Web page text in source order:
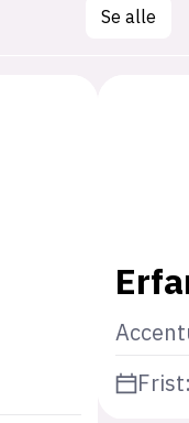
Se alle